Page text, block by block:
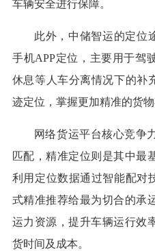
车辆安全进行保障。
此外，中储智运的定位
手机APP定位，主要用于驾
休息等人车分离情况下的补
迹定位，掌握更加精准的货
网络货运平台核心竞争
匹配，精准定位则是其中最
利用定位数据通过智能配对
式精准推荐给最为切合的承
运力资源，提升车辆运行效
货时间及成本。